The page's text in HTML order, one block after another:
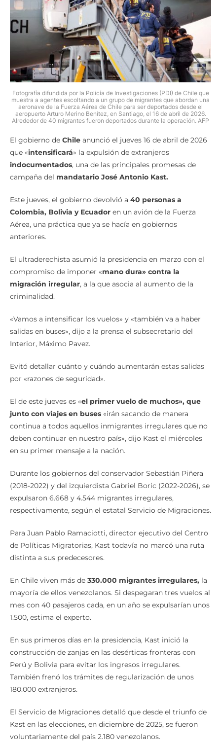
Fotografía difundida por la Policía de Investigaciones (PDI) de Chile que
muestra a agentes escoltando a un grupo de migrantes que abordan una
aeronave de la Fuerza Aérea de Chile para ser deportados desde el
aeropuerto Arturo Merino Benítez, en Santiago, el 16 de abril de 2026.
Alrededor de 40 migrantes fueron deportados durante la operación. AFP
El gobierno de Chile anunció el jueves 16 de abril de 2026
que «intensificará» la expulsión de extranjeros
indocumentados, una de las principales promesas de
campaña del mandatario José Antonio Kast.
Este jueves, el gobierno devolvió a 40 personas a
Colombia, Bolivia y Ecuador en un avión de la Fuerza
Aérea, una práctica que ya se hacía en gobiernos
anteriores.
El ultraderechista asumió la presidencia en marzo con el
compromiso de imponer «mano dura» contra la
migración irregular, a la que asocia al aumento de la
criminalidad.
«Vamos a intensificar los vuelos» y «también va a haber
salidas en buses», dijo a la prensa el subsecretario del
Interior, Máximo Pavez.
Evitó detallar cuánto y cuándo aumentarán estas salidas
por «razones de seguridad».
El de este jueves es «el primer vuelo de muchos», que
junto con viajes en buses «irán sacando de manera
continua a todos aquellos inmigrantes irregulares que no
deben continuar en nuestro país», dijo Kast el miércoles
en su primer mensaje a la nación.
Durante los gobiernos del conservador Sebastián Piñera
(2018-2022) y del izquierdista Gabriel Boric (2022-2026), se
expulsaron 6.668 y 4.544 migrantes irregulares,
respectivamente, según el estatal Servicio de Migraciones.
Para Juan Pablo Ramaciotti, director ejecutivo del Centro
de Políticas Migratorias, Kast todavía no marcó una ruta
distinta a sus predecesores.
En Chile viven más de 330.000 migrantes irregulares, la
mayoría de ellos venezolanos. Si despegaran tres vuelos al
mes con 40 pasajeros cada, en un año se expulsarían unos
1.500, estima el experto.
En sus primeros días en la presidencia, Kast inició la
construcción de zanjas en las desérticas fronteras con
Perú y Bolivia para evitar los ingresos irregulares.
También frenó los trámites de regularización de unos
180.000 extranjeros.
El Servicio de Migraciones detalló que desde el triunfo de
Kast en las elecciones, en diciembre de 2025, se fueron
voluntariamente del país 2.180 venezolanos.